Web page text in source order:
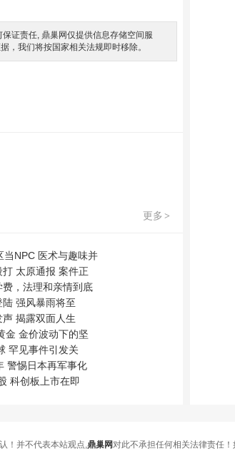
证责任, 鼎巢网仅提供信息存储空间服
，我们将按国家相关法规即时移除。
更多 >
当NPC 医术与趣味并
太原通报 案件正
，法理和亲情到底
强风暴雨将至
揭露双面人生
金 金价波动下的坚
罕见事件引发关
警惕日本再军事化
科创板上市在即
！并不代表本站观点,鼎巢网对此不承担任何相关法律责任